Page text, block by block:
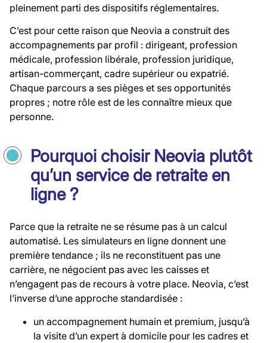
pleinement parti des dispositifs réglementaires.
C’est pour cette raison que Neovia a construit des
accompagnements par profil : dirigeant, profession
médicale, profession libérale, profession juridique,
artisan-commerçant, cadre supérieur ou expatrié.
Chaque parcours a ses pièges et ses opportunités
propres ; notre rôle est de les connaître mieux que
personne.
Pourquoi choisir Neovia plutôt
qu’un service de retraite en
ligne ?
Parce que la retraite ne se résume pas à un calcul
automatisé. Les simulateurs en ligne donnent une
première tendance ; ils ne reconstituent pas une
carrière, ne négocient pas avec les caisses et
n’engagent pas de recours à votre place. Neovia, c’est
l’inverse d’une approche standardisée :
un accompagnement humain et premium, jusqu’à
la visite d’un expert à domicile pour les cadres et